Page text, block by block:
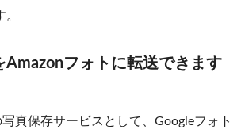
Amazonフォトに転送できます
真保存サービスとして、Googleフォト